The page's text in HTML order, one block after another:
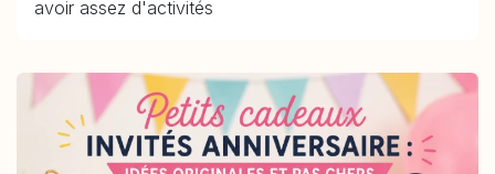
avoir assez d'activités